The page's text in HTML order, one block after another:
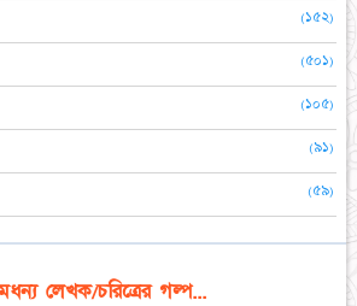
(১৫২)
(৫০১)
(১০৫)
(৯১)
(৫৯)
লেখক/চরিত্রের গল্প...